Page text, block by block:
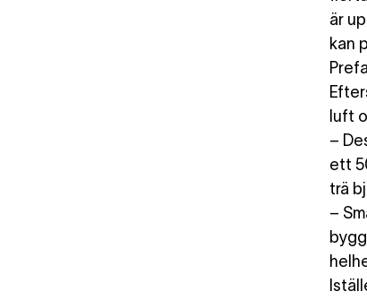
är
kan
luft
–
ett
trä
–